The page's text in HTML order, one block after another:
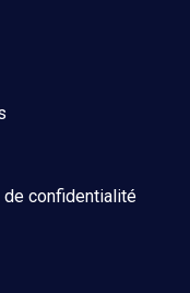
confidentialité